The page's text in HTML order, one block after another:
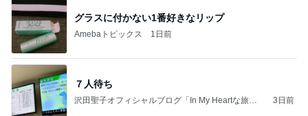
グラスに付かない1番好きなリップ
Amebaトピックス 1日前
７人待ち
沢田聖子オフィシャルブログ「In My Heartな旅日
3日前